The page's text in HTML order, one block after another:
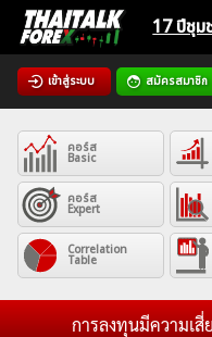
Skip
content
17 ปีชุม
เข้าสู่ระบบ สมัครสมาชิก
Home
News
Articles
VPS Register
คอร์ส
Basic
คอร์ส
Expert
Correlation
Table
การลงทุนมีความเสี่